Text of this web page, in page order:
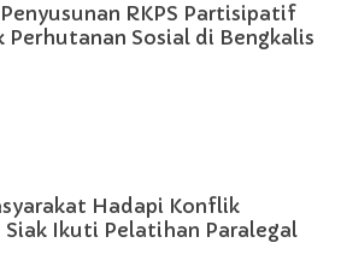
RKPS Partisipatif
Perhutanan Sosial di Bengkalis
Hadapi Konflik
Siak Ikuti Pelatihan Paralegal